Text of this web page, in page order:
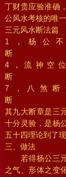
丁财贵应验准确
公风水考核的唯一
三元风水断法篇
1，杨
断 3，
4，流
断 6，子
7，八
断 9，
其九大断章是三
十分灵验，是杨
五十四理论到了
三、做法
若得杨公三元
之气、形体之变